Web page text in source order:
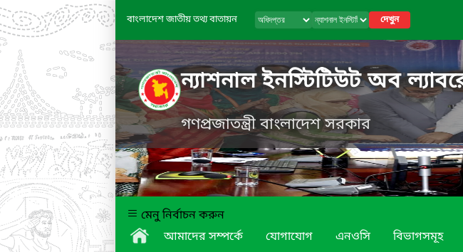
বাংলাদেশ জাতীয় তথ্য বাতায়ন দেখুন
ন্যাশনাল ইনস্টিটিউট অব
গণপ্রজাতন্ত্রী বাংলাদেশ সরকার
মেনু নির্বাচন করুন
আমাদের সম্পর্কে
যোগাযোগ এনওসি বিভাগসমূহ